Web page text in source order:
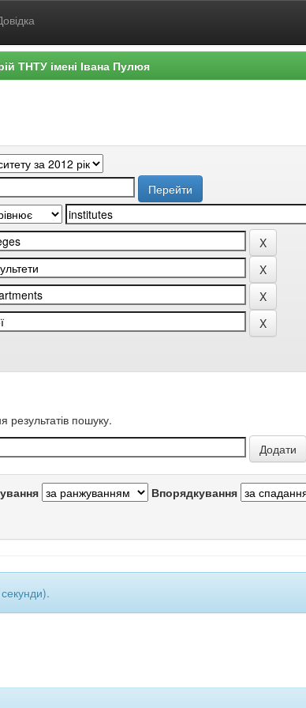
ТНТУ імені Івана Пулюя
результатів пошуку.
Впорядкування